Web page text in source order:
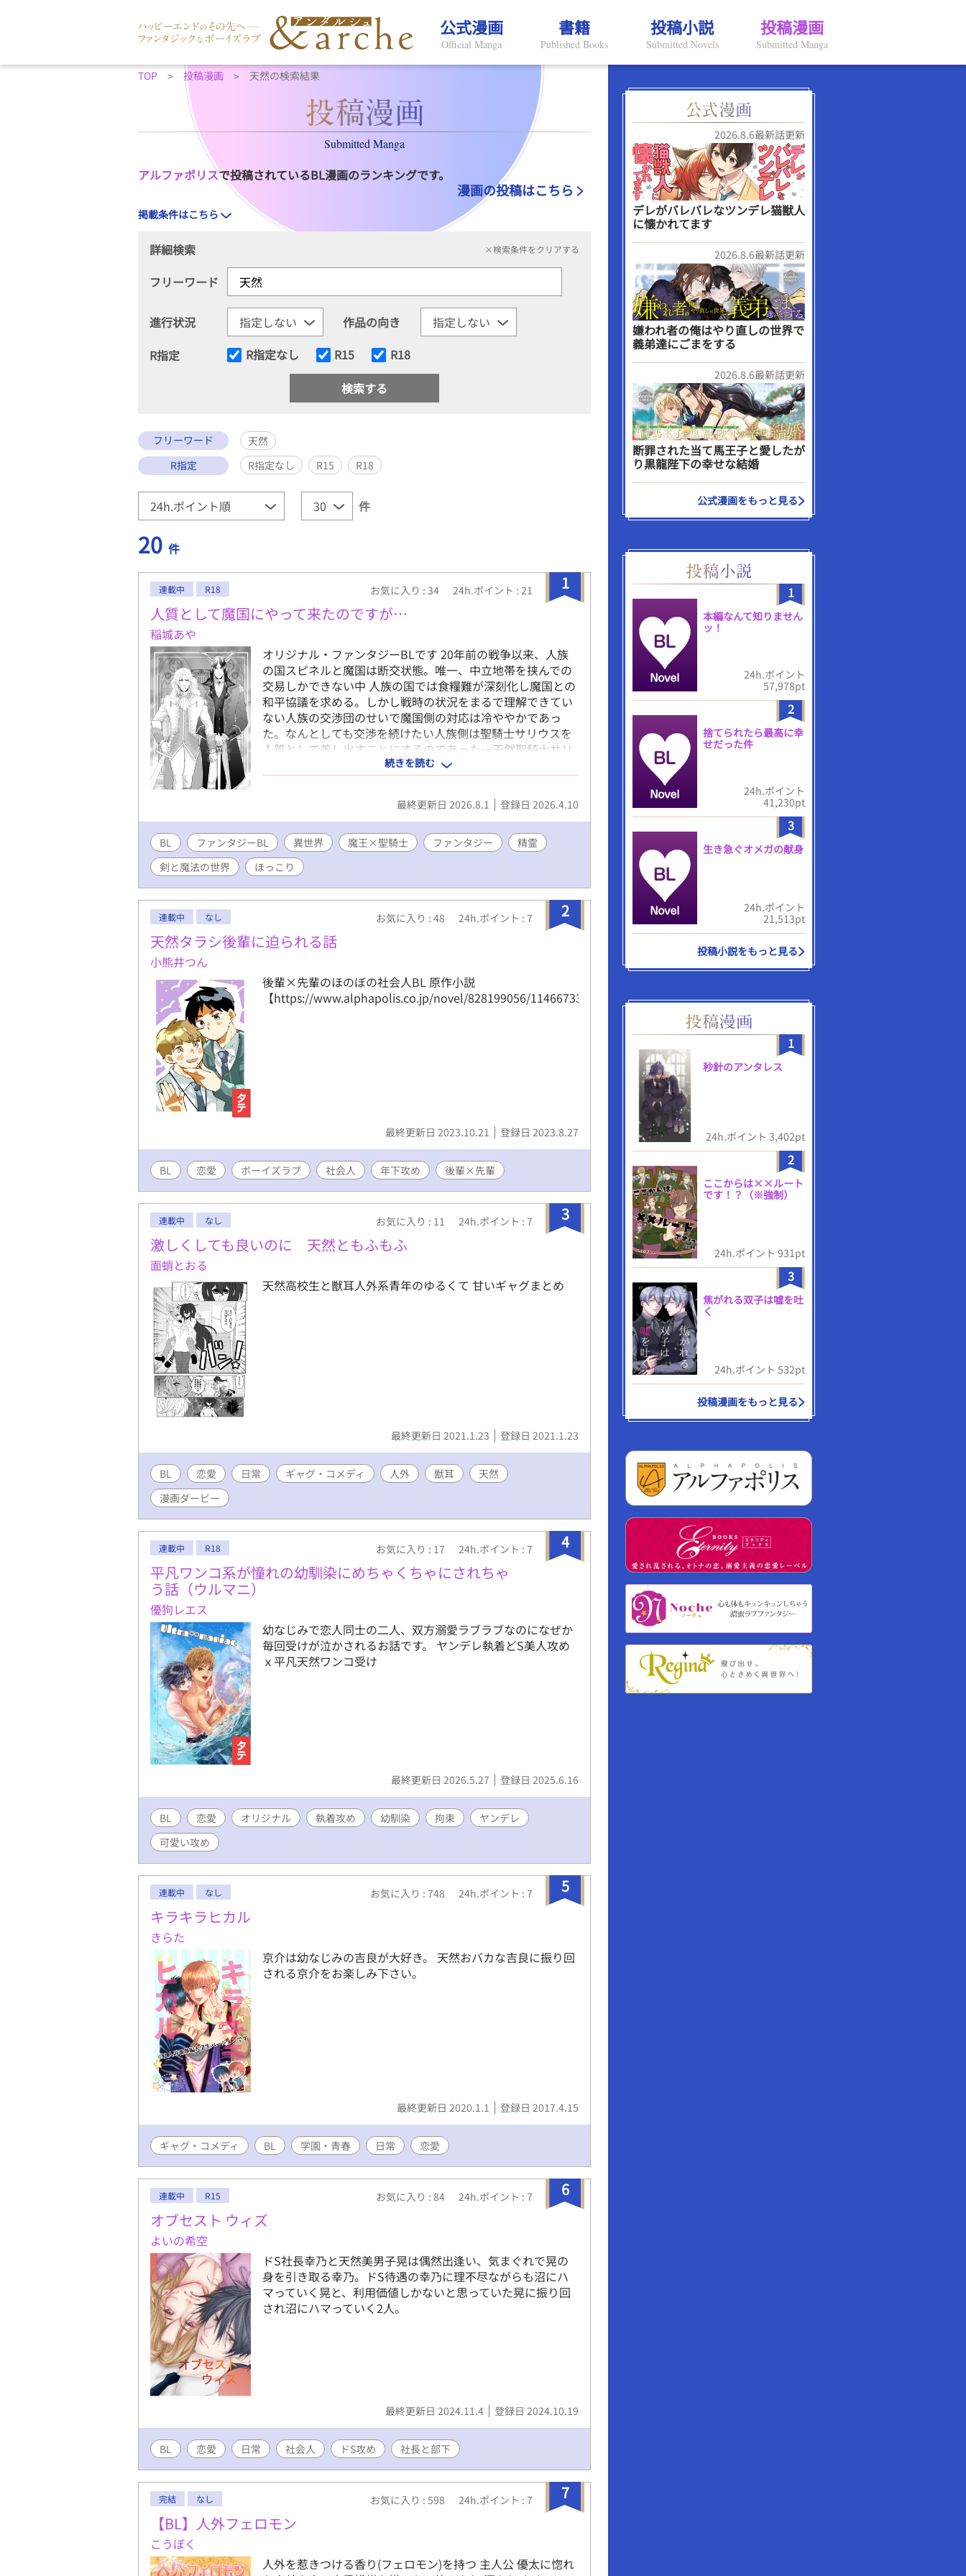
公式漫画
Official Manga
書籍
Published Books
投稿小説
Submitted Novels
投稿漫画
Submitted Manga
TOP 投稿漫画 天然の検索結果
Submitted Manga
アルファポリスで投稿されているBL漫画のランキングです。
漫画の投稿はこちら
掲載条件はこちら
詳細検索 ×検索条件をクリアする
フリーワード
進行状況
作品の向き
R指定
R指定なし R15 R18
フリーワード
天然
R指定
R指定なし R15 R18
件
20 件
1
連載中 R18 お気に入り : 34 24h.ポイント : 21
人質として魔国にやって来たのですが…
稲城あや
オリジナル・ファンタジーBLです 20年前の戦争以来、人族
の国スピネルと魔国は断交状態。唯一、中立地帯を挟んでの
交易しかできない中 人族の国では食糧難が深刻化し魔国との
和平協議を求める。しかし戦時の状況をまるで理解できてい
ない人族の交渉団のせいで魔国側の対応は冷ややかであっ
た。なんとしても交渉を続けたい人族側は聖騎士サリウスを
人質として差し出すことにするのであった…天然聖騎士サリ
ウスと訳あり魔王アルバスの物語 魔王×聖騎士です
続きを読む
最終更新日 2026.8.1 登録日 2026.4.10
BL ファンタジーBL 異世界 魔王×聖騎士 ファンタジー
精霊
剣と魔法の世界
ほっこり
2
連載中 なし お気に入り : 48 24h.ポイント : 7
天然タラシ後輩に迫られる話
小熊井つん
後輩×先輩のほのぼの社会人BL 原作小説
【https://www.alphapolis.co.jp/novel/828199056/114667332】
最終更新日 2023.10.21 登録日 2023.8.27
BL 恋愛 ボーイズラブ 社会人 年下攻め 後輩×先輩
3
連載中 なし お気に入り : 11 24h.ポイント : 7
激しくしても良いのに 天然ともふもふ
面蛸とおる
天然高校生と獣耳人外系青年のゆるくて 甘いギャグまとめ
最終更新日 2021.1.23 登録日 2021.1.23
BL 恋愛 日常 ギャグ・コメディ 人外 獣耳
天然
漫画ダービー
4
連載中 R18 お気に入り : 17 24h.ポイント : 7
平凡ワンコ系が憧れの幼馴染にめちゃくちゃにされちゃ
う話（ウルマニ）
優狗レエス
幼なじみで恋人同士の二人、双方溺愛ラブラブなのになぜか
毎回受けが泣かされるお話です。 ヤンデレ執着どS美人攻め
ｘ平凡天然ワンコ受け
最終更新日 2026.5.27 登録日 2025.6.16
BL 恋愛 オリジナル 執着攻め 幼馴染 拘束
ヤンデレ
可愛い攻め
5
連載中 なし お気に入り : 748 24h.ポイント : 7
キラキラヒカル
きらた
京介は幼なじみの吉良が大好き。 天然おバカな吉良に振り回
される京介をお楽しみ下さい。
最終更新日 2020.1.1 登録日 2017.4.15
ギャグ・コメディ BL 学園・青春 日常 恋愛
6
連載中 R15 お気に入り : 84 24h.ポイント : 7
オブセスト ウィズ
よいの希空
ドS社長幸乃と天然美男子晃は偶然出逢い、気まぐれで晃の
身を引き取る幸乃。ドS待遇の幸乃に理不尽ながらも沼にハ
マっていく晃と、利用価値しかないと思っていた晃に振り回
され沼にハマっていく2人。
最終更新日 2024.11.4 登録日 2024.10.19
BL 恋愛 日常 社会人 ドS攻め 社長と部下
7
完結 なし お気に入り : 598 24h.ポイント : 7
【BL】人外フェロモン
こうぼく
人外を惹きつける香り(フェロモン)を持つ 主人公 優太に惚れ
2026.8.6最新話更新
デレがバレバレなツンデレ猫獣人
に懐かれてます
2026.8.6最新話更新
嫌われ者の俺はやり直しの世界で
義弟達にごまをする
2026.8.6最新話更新
断罪された当て馬王子と愛したが
り黒龍陛下の幸せな結婚
公式漫画をもっと見る
1
本編なんて知りません
ッ！
24h.ポイント
57,978pt
2
捨てられたら最高に幸
せだった件
24h.ポイント
41,230pt
3
生き急ぐオメガの献身
24h.ポイント
21,513pt
投稿小説をもっと見る
1
秒針のアンタレス
24h.ポイント 3,402pt
2
ここからは××ルート
です！？（※強制）
24h.ポイント 931pt
3
焦がれる双子は嘘を吐
く
24h.ポイント 532pt
投稿漫画をもっと見る